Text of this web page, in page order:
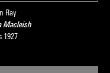
Ray
Macleish
1927